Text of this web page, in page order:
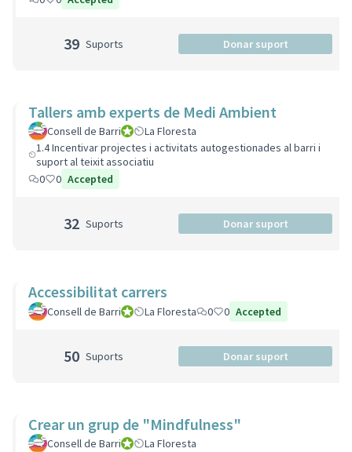
39 Suports Donar suport
Tallers amb experts de Medi Ambient
Consell de BarriConsell de Barri
La Floresta
1.4 Incentivar projectes i activitats autogestionades al barri i
suport al teixit associatiu
0
0 Accepted
32 Suports Donar suport
Accessibilitat carrers
Consell de BarriConsell de Barri
La Floresta 0 0 Accepted
50 Suports Donar suport
Crear un grup de "Mindfulness"
Consell de BarriConsell de Barri
La Floresta